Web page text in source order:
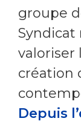
groupe
Syndicat
valoriser
création
Depuis